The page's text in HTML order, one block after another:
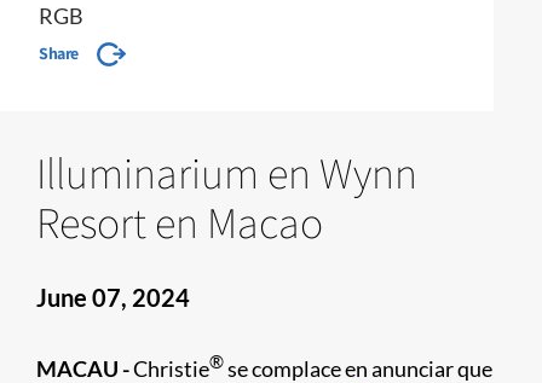
RGB
Share
Illuminarium en Wynn
Resort en Macao
June 07, 2024
MACAU -Christie®se complace en anunciar que